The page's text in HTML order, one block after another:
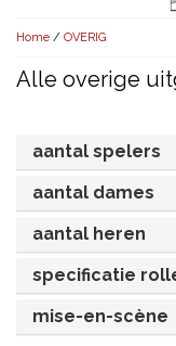
KORT (-30')
UITGELICHT!
AVONDVULLEND
KORT (-30')
OVERIG (30'-75')
UITGELICHT!
AVONDVULLEND
KORT (-30')
OVERIG (30'-75')
UITGELICHT!
KORT (-30')
OVERIG (30'-75')
JUBILEUMSTUK
KOSTUUMSTUK
MUSICAL
OVERIG
KERSTTONEEL
RECHTEN
Home / OVERIG
Alle overige
aantal spelers
aantal dames
aantal heren
specificatie
mise-en-scène